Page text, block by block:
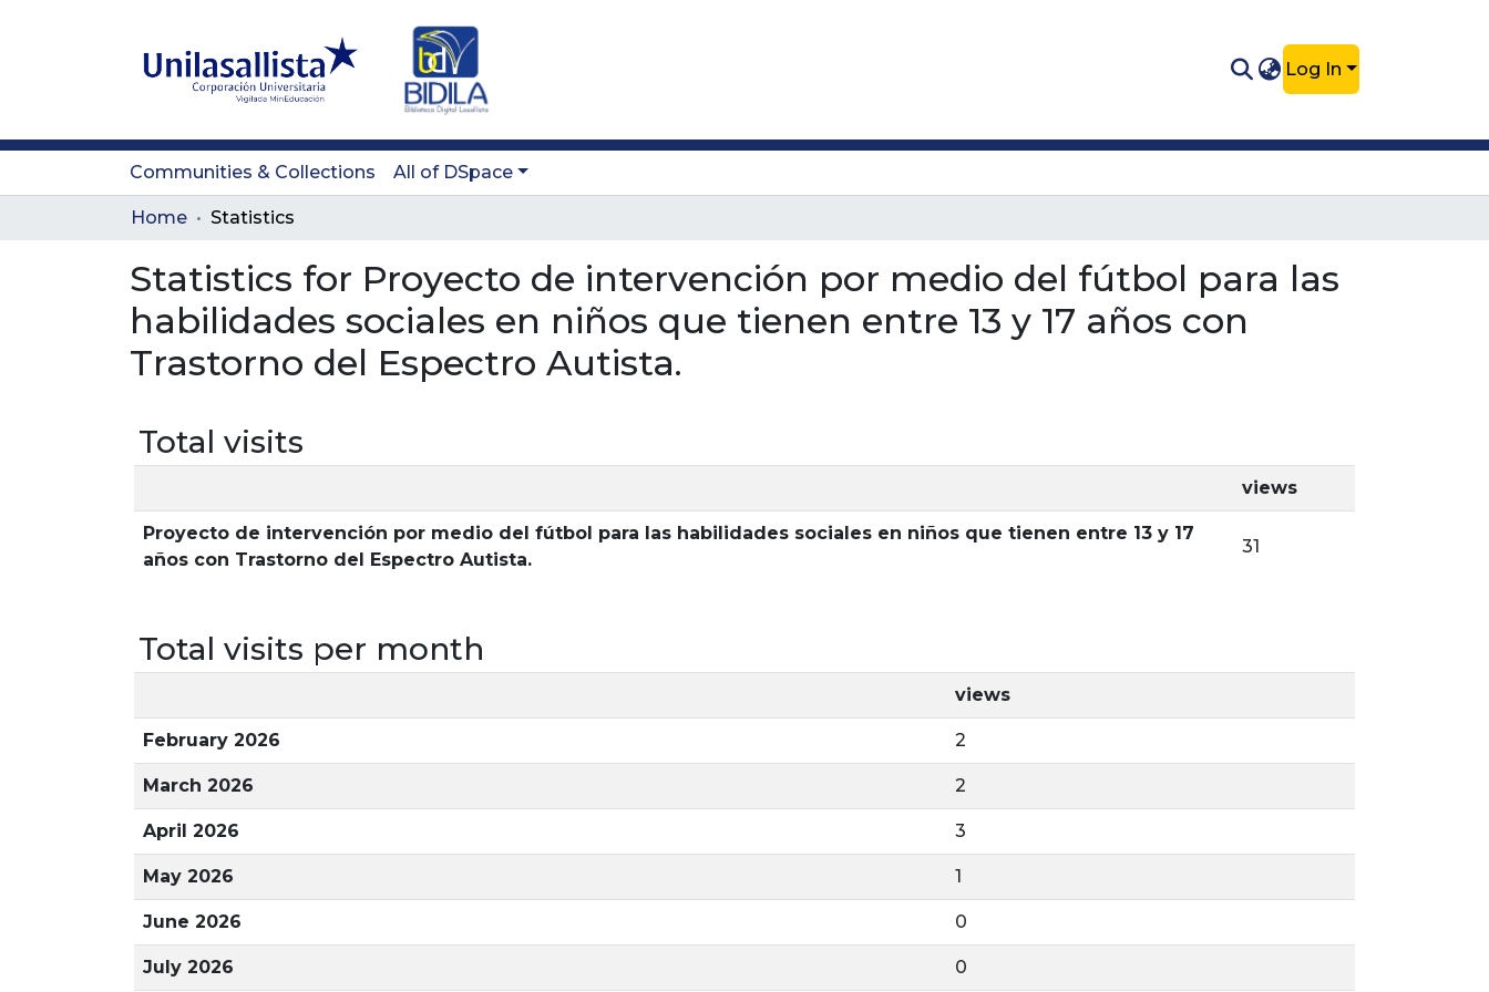
Log In
Communities & Collections All of DSpace
Home Statistics
Statistics for Proyecto de intervención por medio del fútbol para las
habilidades sociales en niños que tienen entre 13 y 17 años con
Trastorno del Espectro Autista.
Total visits
views
Proyecto de intervención por medio del fútbol para las habilidades sociales en niños que tienen entre 13 y 17
años con Trastorno del Espectro Autista.
31
Total visits per month
views
February 2026 2
March 2026 2
April 2026 3
May 2026 1
June 2026 0
July 2026 0